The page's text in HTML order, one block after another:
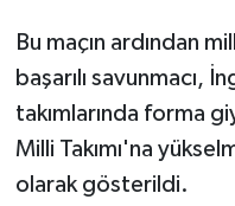
Bu maçın ardından
başarılı savunmacı,
takımlarında forma
Milli Takımı'na
olarak gösterildi.